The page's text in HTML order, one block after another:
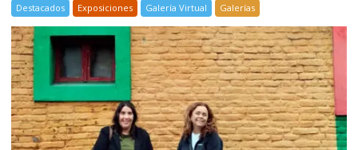
Destacados
Exposiciones Galería Virtual Galerías